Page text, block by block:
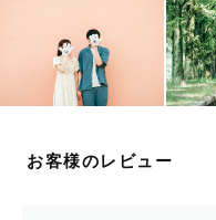
ꕤ　撮影日時　ꕤ
お客様のレビュー